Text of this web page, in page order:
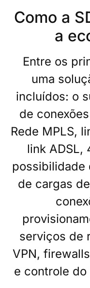
Como a
a
Entre os
uma
incluídos: o
de
Rede MPLS,
link ADSL,
possibilidade
de cargas
serviços de
VPN,
e controle